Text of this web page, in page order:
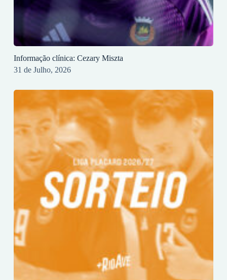
Informação clínica: Cezary Miszta
31 de Julho, 2026